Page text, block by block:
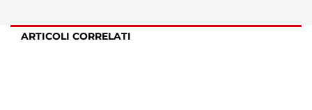
ARTICOLI CORRELATI